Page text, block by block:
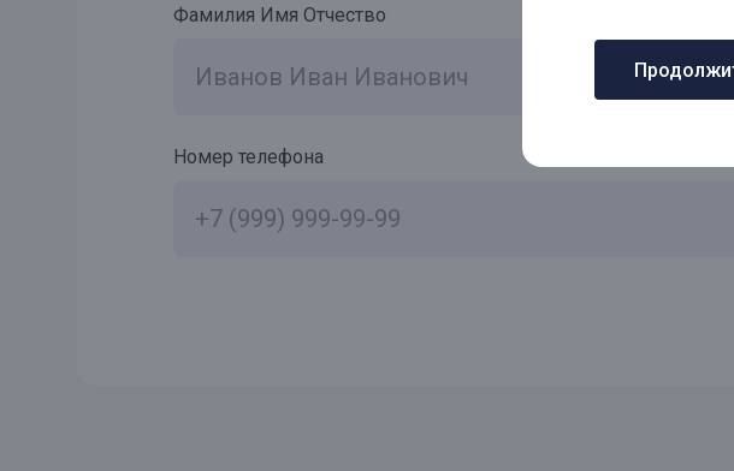
Фамилия Имя Отчество
Номер телефона